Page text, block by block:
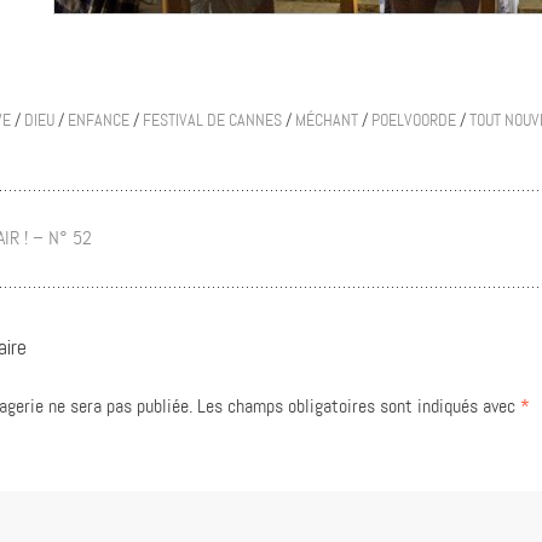
/ DIEU/ ENFANCE/ FESTIVAL DE CANNES/ MÉCHANT/ POELVOORDE/TOUT
! – N° 52
ne sera pas publiée. Les champs obligatoires sont indiqués avec *